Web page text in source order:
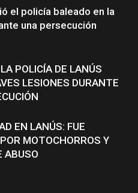
el policía baleado en la
una persecución
POLICÍA DE LANÚS
LESIONES DURANTE
EN LANÚS: FUE
MOTOCHORROS Y
ABUSO